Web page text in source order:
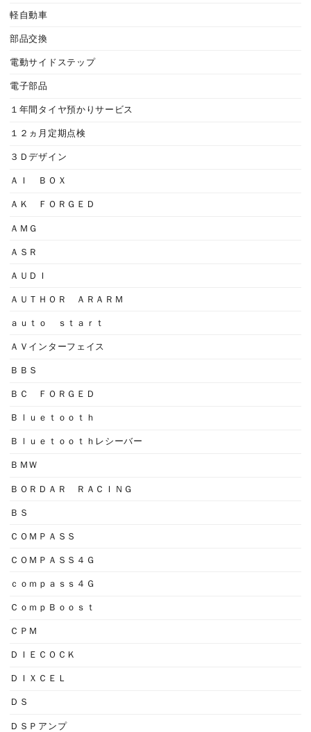
軽自動車
部品交換
電動サイドステップ
電子部品
１年間タイヤ預かりサービス
１２ヵ月定期点検
３Ｄデザイン
ＡＩ ＢＯＸ
ＡＫ ＦＯＲＧＥＤ
ＡＭＧ
ＡＳＲ
ＡＵＤＩ
ＡＵＴＨＯＲ ＡＲＡＲＭ
ａｕｔｏ ｓｔａｒｔ
ＡＶインターフェイス
ＢＢＳ
ＢＣ ＦＯＲＧＥＤ
Ｂｌｕｅｔｏｏｔｈ
Ｂｌｕｅｔｏｏｔｈレシーバー
ＢＭＷ
ＢＯＲＤＡＲ ＲＡＣＩＮＧ
ＢＳ
ＣＯＭＰＡＳＳ
ＣＯＭＰＡＳＳ４Ｇ
ｃｏｍｐａｓｓ４Ｇ
ＣｏｍｐＢｏｏｓｔ
ＣＰＭ
ＤＩＥＣＯＣＫ
ＤＩＸＣＥＬ
ＤＳ
ＤＳＰアンプ